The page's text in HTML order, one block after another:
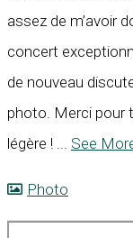
assez de m’avoir
concert
de nouveau
photo. Merci pour
légère !
See
Photo